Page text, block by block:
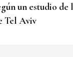
un estudio de
Tel Aviv